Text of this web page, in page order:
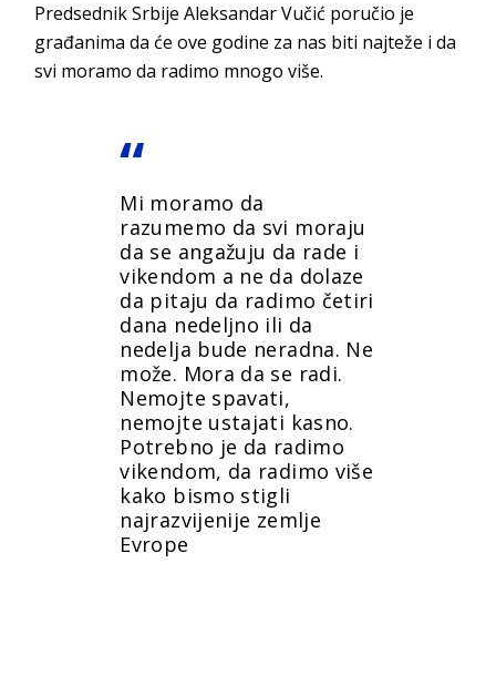
Predsednik Srbije Aleksandar Vučić poručio je
građanima da će ove godine za nas biti najteže i da
svi moramo da radimo mnogo više.
Mi moramo da
razumemo da svi moraju
da se angažuju da rade i
vikendom a ne da dolaze
da pitaju da radimo četiri
dana nedeljno ili da
nedelja bude neradna. Ne
može. Mora da se radi.
Nemojte spavati,
nemojte ustajati kasno.
Potrebno je da radimo
vikendom, da radimo više
kako bismo stigli
najrazvijenije zemlje
Evrope